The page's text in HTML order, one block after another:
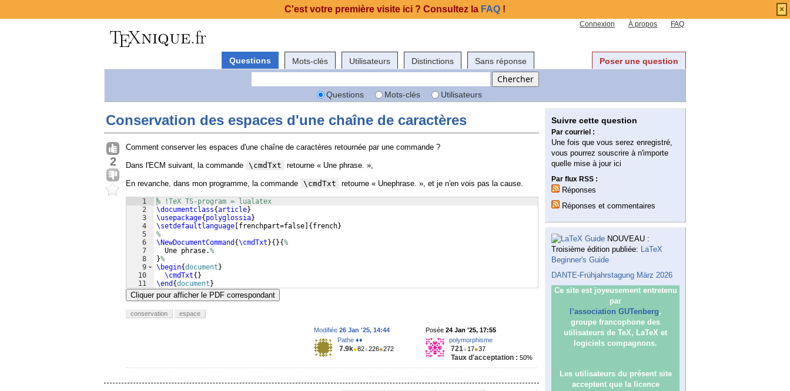
Connexion À propos FAQ
Questions Mots-clés Utilisateurs Distinctions Sans réponse Poser une question
Questions Mots-clés Utilisateurs
Conservation des espaces d'une chaîne de caractères
2
Comment conserver les espaces d'une chaîne de caractères retournée par une commande ?
Dans l'ECM suivant, la commande \cmdTxt retourne « Une phrase. »,
En revanche, dans mon programme, la commande \cmdTxt retourne « Unephrase. », et je n'en vois pas la cause.
1
2
3
4
5
6
7
8
9
10
11
% !TeX TS-program = lualatex
\documentclass{article}
\usepackage{ polyglossia}
\setdefaultlanguage frenchpart=false { french}
%
\NewDocumentCommand {\cmdTxt }{ }{%
  Une phrase.
%
}%
\begin{document }
\cmdTxt{ }
\end {document }
Cliquer pour afficher le PDF correspondant
conservation espace
Posée 24 Jan '25, 17:55
polymorphisme
721●17●37
Taux d'acceptation : 50%
Modifiée 26 Jan '25, 14:44
Pathe ♦♦
7.9k●82●226●272
Suivre cette question
Par courriel :
Une fois que vous serez enregistré,
vous pourrez souscrire à n'importe
quelle mise à jour ici
Par flux RSS :
Réponses
Réponses et commentaires
NOUVEAU :
Troisième édition publiée: LaTeX
Beginner's Guide
DANTE-Frühjahrstagung März 2026
Ce site est joyeusement entretenu
par
l’association GUTenberg,
groupe francophone des
utilisateurs de TeX, LaTeX et
logiciels compagnons.
Les utilisateurs du présent site
acceptent que la licence
C'est votre première visite ici ? Consultez la FAQ ! ×